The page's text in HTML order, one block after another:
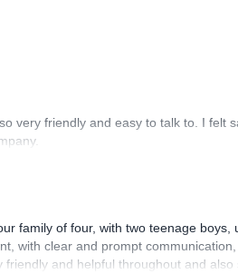
very friendly and easy to talk to. I felt
family of four, with two teenage boys,
with clear and prompt
and helpful throughout and